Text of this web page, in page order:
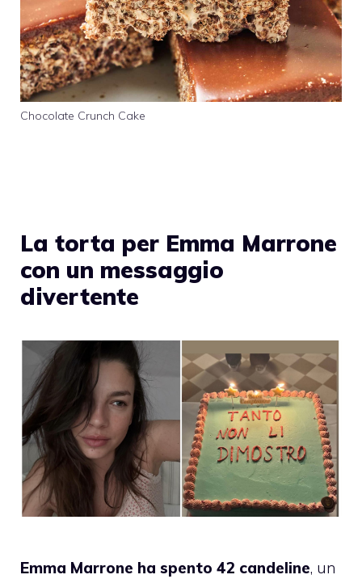
Chocolate Crunch Cake
La torta per Emma Marrone
con un messaggio
divertente
Emma Marrone ha spento 42 candeline, un